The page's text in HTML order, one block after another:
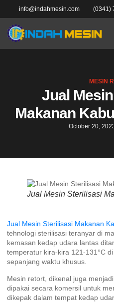
info@indahmesin.com (0341)
MESIN
Jual
Makanan
October 20,
Jual Mesin Sterilisasi
Jual Mesin Sterilisasi Makanan
tehnologi sterilisasi teranyar di
kemasan kedap udara lantas
temperatur kira-kira 121-131°C
sepanjang waktu khusus.
Mesin retort, dikenal juga
dipakai secara komersil untuk
dikepak dalam tempat kedap